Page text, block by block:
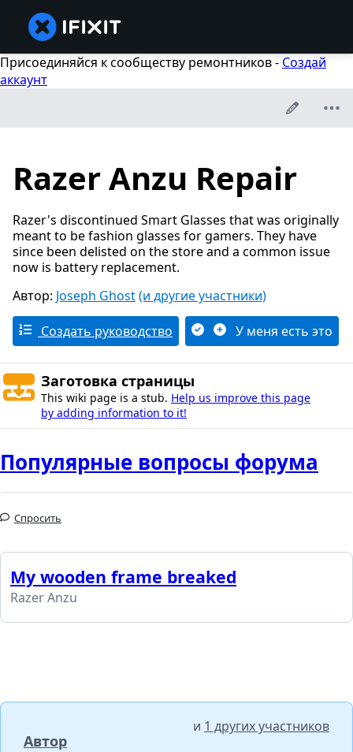
Присоединяйся к сообществу ремонтников - Создай
аккаунт
Razer Anzu Repair
Razer's discontinued Smart Glasses that was originally
meant to be fashion glasses for gamers. They have
since been delisted on the store and a common issue
now is battery replacement.
Автор: Joseph Ghost(и другие участники)
Создать руководство У меня есть это
Заготовка страницы
This wiki page is a stub. Help us improve this page
by adding information to it!
Популярные вопросы форума
Спросить
My wooden frame breaked
Razer Anzu
Автор
и 1 других участников